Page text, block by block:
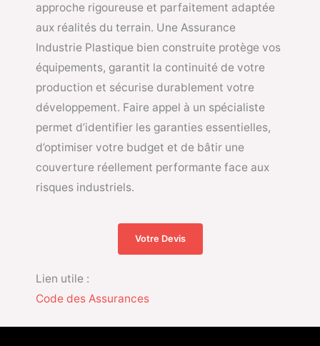
approche rigoureuse et parfaitement adaptée
aux réalités du terrain. Une Assurance
Industrie Plastique bien construite protège vos
équipements, garantit la continuité de votre
production et sécurise durablement votre
développement. Faire appel à un spécialiste
permet d’identifier les garanties essentielles,
d’optimiser votre budget et de bâtir une
couverture réellement performante face aux
risques industriels.
Votre Devis
Lien utile :
Code des Assurances